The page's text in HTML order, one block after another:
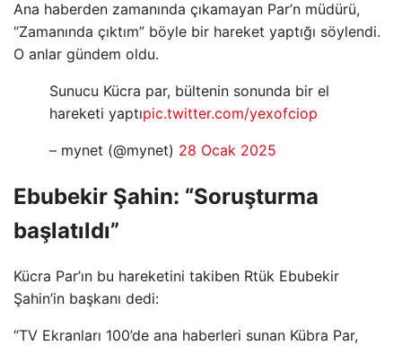
Ana haberden zamanında çıkamayan Par’n müdürü,
“Zamanında çıktım” böyle bir hareket yaptığı söylendi.
O anlar gündem oldu.
Sunucu Kücra par, bültenin sonunda bir el
hareketi yaptıpic.twitter.com/yexofciop
– mynet (@mynet) 28 Ocak 2025
Ebubekir Şahin: “Soruşturma
başlatıldı”
Kücra Par’ın bu hareketini takiben Rtük Ebubekir
Şahin’in başkanı dedi:
“TV Ekranları 100’de ana haberleri sunan Kübra Par,